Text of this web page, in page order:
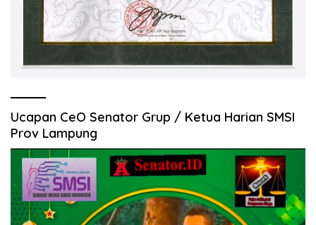
Ucapan CeO Senator Grup / Ketua Harian SMSI
Prov Lampung